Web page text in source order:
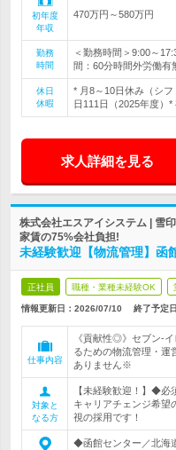
初年度
年収
470万円～580万円
勤務
時間
＜勤務時間＞9:00～
間：60分時間外労働有
休日
休暇
* 月8～10日休み（シ
日111日（2025年度）*
求人詳細を見る
株式会社エスアイシステム | 雪
家賃の75%会社負担!
未経験歓迎【物流管理】函
正社員 職種・業種未経験OK
情報更新日：2026/07/10 終了予定
仕事内容
《貢献性◎》セブン‐
るための物流管理・
ありません※
対象と
なる方
【未経験歓迎！】◆必
キャリアチェンジ希
視の採用です！
◆函館センター／北海